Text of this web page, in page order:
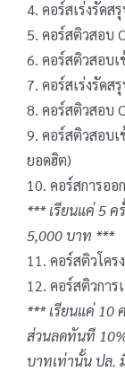
4. คอร์สเร่งรัดส
5. คอร์สติวสอบ
6. คอร์สติวสอบ
7. คอร์สเร่งรัด
8. คอร์สติวสอบ
9. คอร์สติวสอบ
ยอดฮิต)
10. คอร์สการอ
*** เรียนแค่ 5 ค
5,000 บาท ***
11. คอร์สติวโค
12. คอร์สติวการ
*** เรียนแค่ 10
ส่วนลดทันที
บาทเท่านั้น ปล.